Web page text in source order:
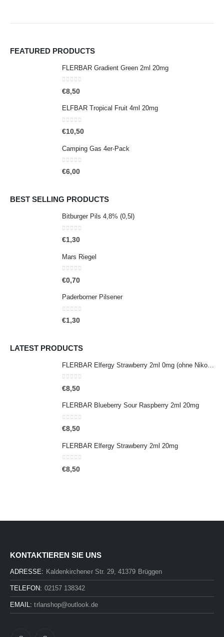
FEATURED PRODUCTS
FLERBAR Gradient Green 2ml 20mg
0out of 5
€8,50
ELFBAR Tropical Fruit 4ml 20mg
0 out of 5
€10,50
Camping Gas 4er-Pack
0out of 5
€6,00
BEST SELLING PRODUCTS
Bitburger Pils 4,8% (0,5l)
0 out of 5
€1,30
Mars Riegel
0 out of 5
€0,70
Paderborner Pilsener
0 out of 5
€1,30
LATEST PRODUCTS
0out of 5
€8,50
FLERBAR Blueberry Sour Raspberry 2ml 20mg
0out of 5
€8,50
FLERBAR Elfergy Strawberry 2ml 20mg
0out of 5
€8,50
KONTAKTIEREN SIE UNS
ADRESSE: Kaldenkirchener Str. 29, 41379 Brüggen
TELEFON: 02157 138342
EMAIL: trlanshop@outlook.de